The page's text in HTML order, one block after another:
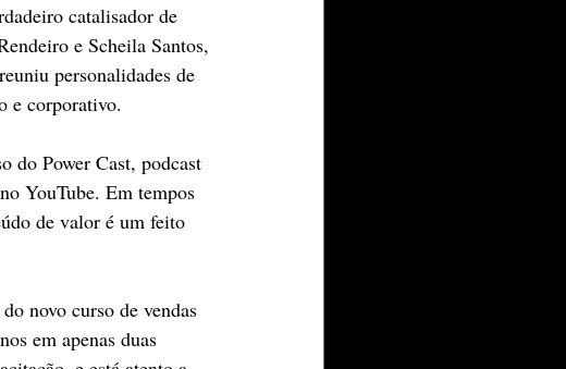
catalisador de
e Scheila Santos,
personalidades de
e corporativo.
do Power Cast, podcast
YouTube. Em tempos
de valor é um feito
novo curso de vendas
em apenas duas